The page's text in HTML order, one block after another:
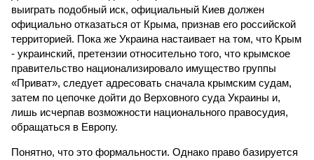
выиграть подобный иск, официальный Киев должен
официально отказаться от Крыма, признав его российской
территорией. Пока же Украина настаивает на том, что Крым
- украинский, претензии относительно того, что крымское
правительство национализировало имущество группы
«Приват», следует адресовать сначала крымским судам,
затем по цепочке дойти до Верховного суда Украины и,
лишь исчерпав возможности национального правосудия,
обращаться в Европу.
Понятно, что это формальности. Однако право базируется